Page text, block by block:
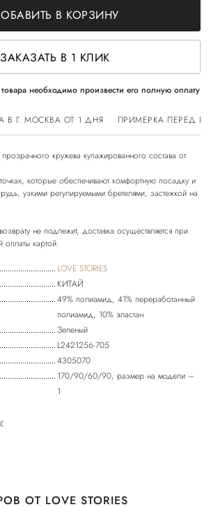
В КОРЗИНУ
ЗАКАЗАТЬ В 1 КЛИК
необходимо произвести его полную оплату
В Г. МОСКВА ОТ 1 ДНЯ ПРИМЕРКА ПЕРЕД
кружева купажированного состава от
которые обеспечивают комфортную посадку и
узкими регулируемыми бретелями, застежкой на
не подлежит, доставка осуществляется при
LOVE STORIES
КИТАЙ
49% полиамид, 41% переработанный
полиамид, 10% эластан
Зеленый
L2421256-705
4305070
170/90/60/90, размер на модели –
1
ОТ LOVE STORIES